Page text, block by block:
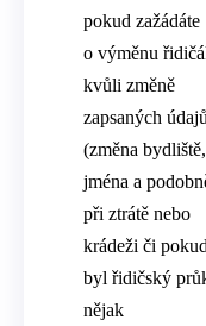
pokud zažádáte
o výměnu
kvůli změně
zapsaných údajů
(změna bydliště,
jména a
při ztrátě nebo
krádeži či pokud
byl řidičský
nějak